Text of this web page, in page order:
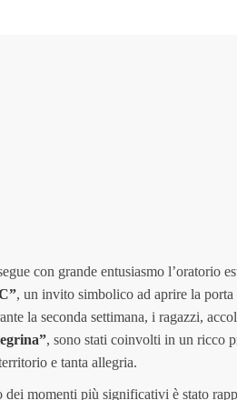
con grande entusiasmo l’oratorio
, un invito simbolico ad aprire la
la seconda settimana, i ragazzi,
, sono stati coinvolti in un ricco
e tanta allegria.
dei momenti più significativi è stato